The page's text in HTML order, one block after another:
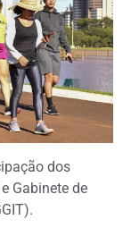
dos
Gabinete de